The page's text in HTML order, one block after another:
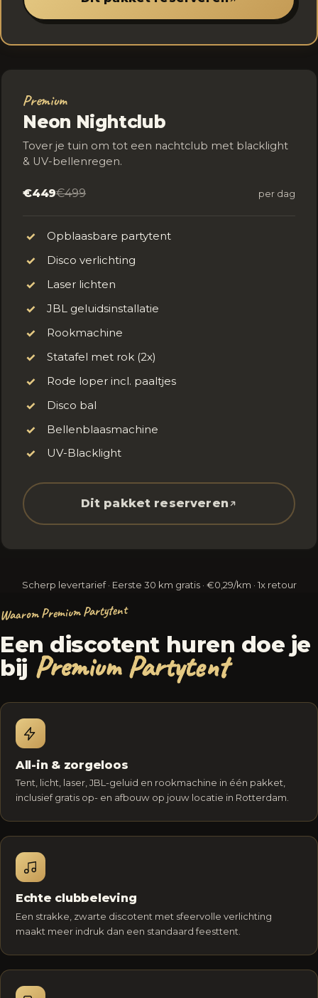
Premium
Neon Nightclub
Tover je tuin om tot een nachtclub met blacklight
& UV-bellenregen.
€449€499 per dag
✓
Opblaasbare partytent
✓
Disco verlichting
✓
Laser lichten
✓
JBL geluidsinstallatie
✓
Rookmachine
✓
Statafel met rok (2x)
✓
Rode loper incl. paaltjes
✓
Disco bal
✓
Bellenblaasmachine
✓
UV-Blacklight
Dit pakket reserveren
Scherp levertarief · Eerste 30 km gratis · €0,29/km · 1x retour
Waarom Premium Partytent
Een discotent huren doe je
bij Premium Partytent
All-in & zorgeloos
Tent, licht, laser, JBL-geluid en rookmachine in één pakket,
inclusief gratis op- en afbouw op jouw locatie in Rotterdam.
Echte clubbeleving
Een strakke, zwarte discotent met sfeervolle verlichting
maakt meer indruk dan een standaard feesttent.